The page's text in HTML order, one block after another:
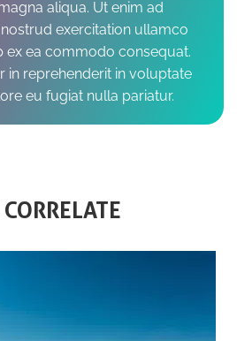
aliqua. Ut enim ad
exercitation ullamco
ex ea commodo consequat.
in reprehenderit in voluptate
eu fugiat nulla pariatur.